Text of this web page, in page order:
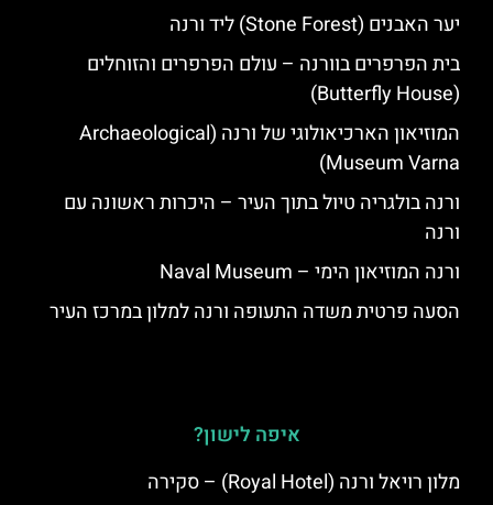
יער האבנים (Stone Forest) ליד ורנה
בית הפרפרים בוורנה – עולם הפרפרים והזוחלים
(Butterfly House)
המוזיאון הארכיאולוגי של ורנה (Archaeological
Museum Varna)
ורנה בולגריה טיול בתוך העיר – היכרות ראשונה עם
ורנה
ורנה המוזיאון הימי – Naval Museum
הסעה פרטית משדה התעופה ורנה למלון במרכז העיר
איפה לישון?
מלון רויאל ורנה (Royal Hotel) – סקירה